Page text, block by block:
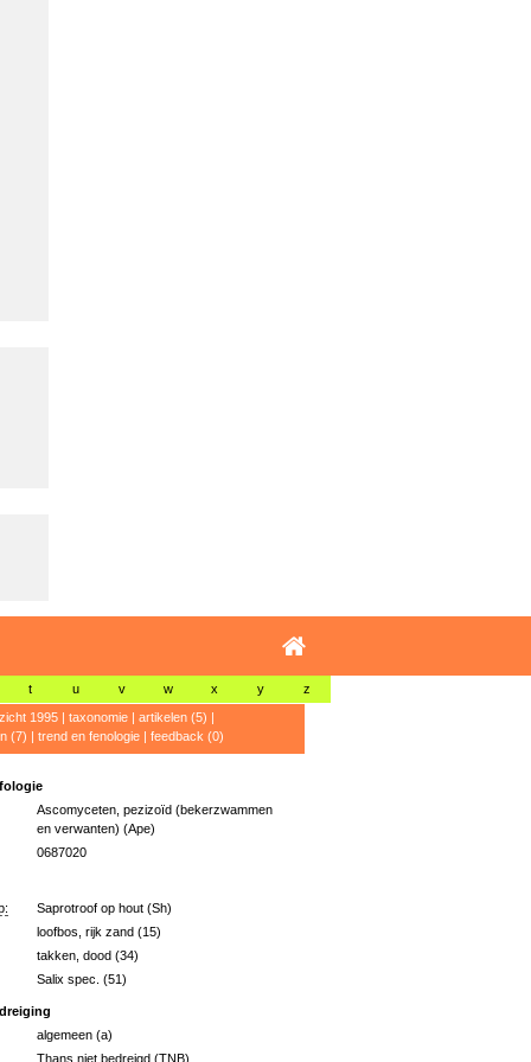
t u v w x y z
1995| taxonomie| artikelen (5) |
(7) | trend en fenologie| feedback (0)
Ascomyceten, pezizoïd (bekerzwammen
en verwanten) (Ape)
0687020
Saprotroof op hout (Sh)
loofbos, rijk zand (15)
takken, dood (34)
Salix spec. (51)
algemeen (a)
Thans niet bedreigd (TNB)